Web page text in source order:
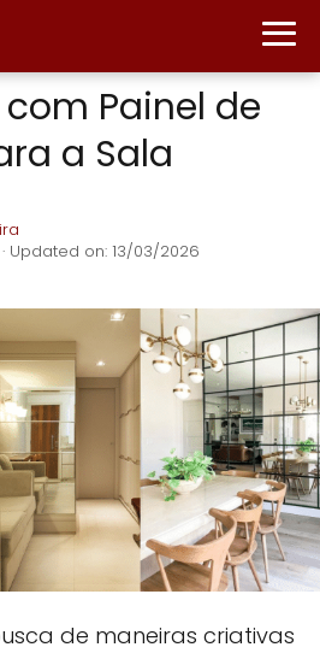
Painel de
a Sala
· Updated on: 13/03/2026
de maneiras criativas